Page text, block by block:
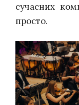
сучасних
просто.